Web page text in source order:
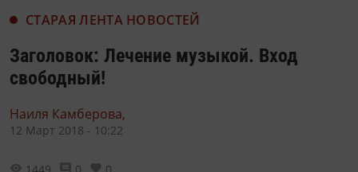
СТАРАЯ ЛЕНТА НОВОСТЕЙ
Заголовок: Лечение музыкой. Вход
свободный!
Наиля Камберова,
12 Март 2018 - 10:22